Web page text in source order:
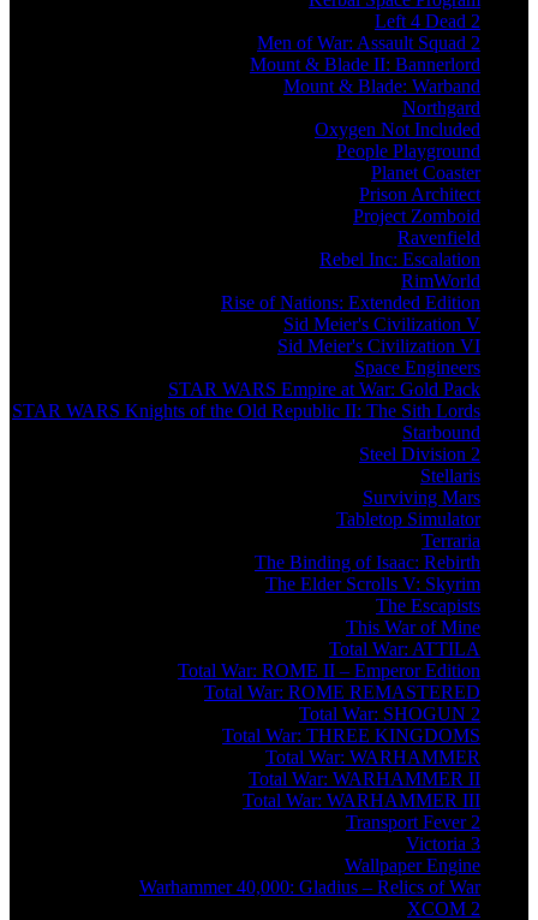
Left 4 Dead 2
Men of War: Assault Squad 2
Mount & Blade II: Bannerlord
Mount & Blade: Warband
Northgard
Oxygen Not Included
People Playground
Planet Coaster
Prison Architect
Project Zomboid
Ravenfield
Rebel Inc: Escalation
RimWorld
Rise of Nations: Extended Edition
Sid Meier's Civilization V
Sid Meier's Civilization VI
Space Engineers
STAR WARS Empire at War: Gold Pack
STAR WARS Knights of the Old Republic II: The Sith Lords
Starbound
Steel Division 2
Stellaris
Surviving Mars
Tabletop Simulator
Terraria
The Binding of Isaac: Rebirth
The Elder Scrolls V: Skyrim
The Escapists
This War of Mine
Total War: ATTILA
Total War: ROME II – Emperor Edition
Total War: ROME REMASTERED
Total War: SHOGUN 2
Total War: THREE KINGDOMS
Total War: WARHAMMER
Total War: WARHAMMER II
Total War: WARHAMMER III
Transport Fever 2
Victoria 3
Wallpaper Engine
Warhammer 40,000: Gladius – Relics of War
XCOM 2